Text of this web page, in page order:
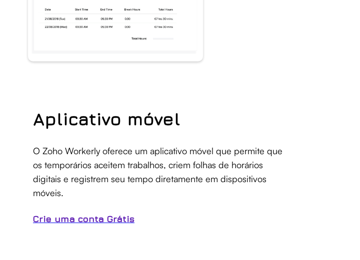
Aplicativo móvel
O Zoho Workerly oferece um aplicativo móvel que permite que
os temporários aceitem trabalhos, criem folhas de horários
digitais e registrem seu tempo diretamente em dispositivos
móveis.
Crie uma conta Grátis